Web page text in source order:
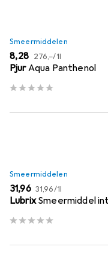
Smeermiddelen
EUR
8,28 EUR
276,–/1l
PjurAqua Panthenol
Smeermiddelen
EUR
31,96 EUR
31,96/1l
Lubrix Smeermiddel